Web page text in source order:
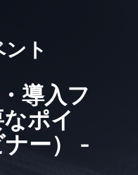
ト
導入フ
ポイ
ー） -